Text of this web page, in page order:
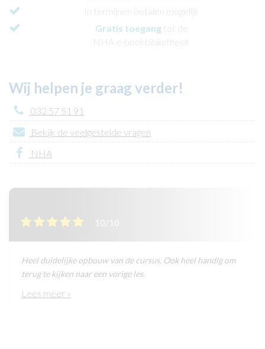
In termijnen betalen mogelijk
Gratis toegangtot de
NHA e-bookbibliotheek
Wij helpen je graag verder!
032 57 51 91
Bekijk de veelgestelde vragen
NHA
10/10
Heel duidelijke opbouw van de cursus. Ook heel handig om
terug te kijken naar een vorige les.
Lees meer »